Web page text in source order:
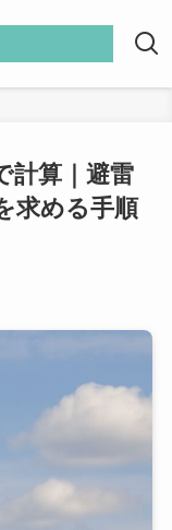
計算｜避雷
求める手順